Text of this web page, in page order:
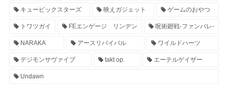
キュービックスターズ 映えガジェット ゲームのおやつ
トワツガイ FEエンゲージ リンデン 呪術廻戦-ファンパレ-
NARAKA アースリバイバル ワイルドハーツ
デジモンサヴァイブ takt op. エーテルゲイザー
Undawn